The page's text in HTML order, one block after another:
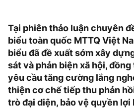
Tại phiên thảo luận chuyên
biểu toàn quốc MTTQ Việt
biểu đã đề xuất sớm xây
sát và phản biện xã hội,
yêu cầu tăng cường lắng
thiện cơ chế tiếp thu phản
trò đại diện, bảo vệ quyền lợi